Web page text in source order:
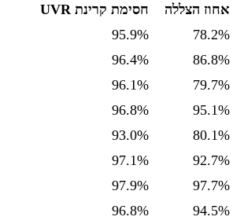
אחוז הצללה חסימת קרינת UVR
78.2%
95.9%
86.8%
96.4%
79.7%
96.1%
95.1%
96.8%
80.1%
93.0%
92.7%
97.1%
97.7%
97.9%
94.5%
96.8%